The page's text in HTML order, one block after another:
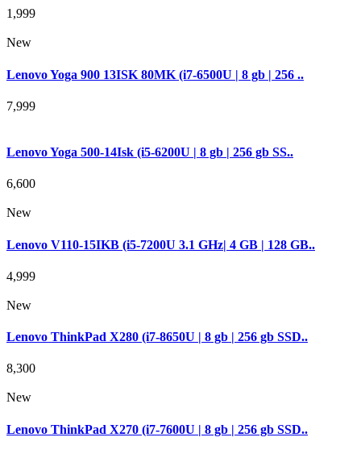
1,999
New
Lenovo Yoga 900 13ISK 80MK (i7-6500U | 8 gb | 256 ..
7,999
Lenovo Yoga 500-14Isk (i5-6200U | 8 gb | 256 gb SS..
6,600
New
Lenovo V110-15IKB (i5-7200U 3.1 GHz| 4 GB | 128 GB..
4,999
New
Lenovo ThinkPad X280 (i7-8650U | 8 gb | 256 gb SSD..
8,300
New
Lenovo ThinkPad X270 (i7-7600U | 8 gb | 256 gb SSD..